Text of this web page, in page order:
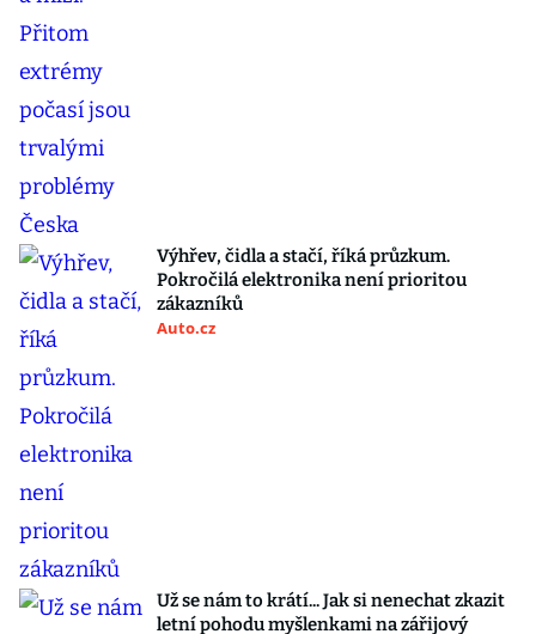
Výhřev, čidla a stačí, říká průzkum.
Pokročilá elektronika není prioritou
zákazníků
Auto.cz
Už se nám to krátí... Jak si nenechat zkazit
letní pohodu myšlenkami na zářijový